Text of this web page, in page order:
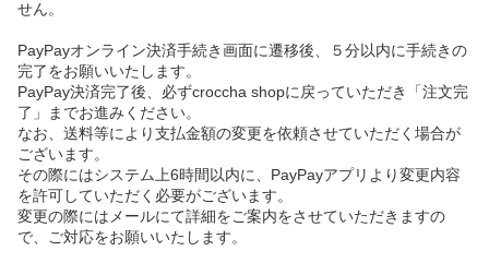
せん。
PayPayオンライン決済手続き画面に遷移後、５分以内に手続きの
完了をお願いいたします。
PayPay決済完了後、必ずcroccha shopに戻っていただき「注文完
了」までお進みください。
なお、送料等により支払金額の変更を依頼させていただく場合が
ございます。
その際にはシステム上6時間以内に、PayPayアプリより変更内容
を許可していただく必要がございます。
変更の際にはメールにて詳細をご案内をさせていただきますの
で、ご対応をお願いいたします。